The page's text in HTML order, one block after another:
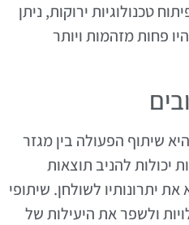
טכנולוגיות ירוקות, ניתן
פחות מזהמות ויותר
שיתוף הפעולה בין מגזר
יכולות להניב תוצאות
יתרונותיו לשולחן. שיתופי
ולשפר את היעילות של